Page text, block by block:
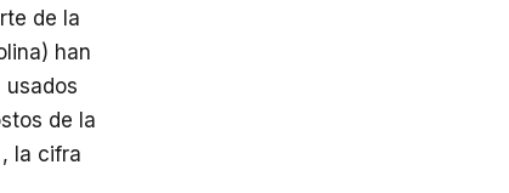
de la
han
de la
la cifra